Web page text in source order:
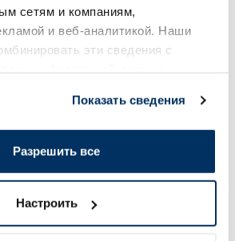
сетям и компаниям,
и веб-аналитикой. Наши
эти сведения с
Показать сведения
Разрешить все
Настроить
Регулярная цена: 8.49 €
защита летом ☀️
Более...
-60%